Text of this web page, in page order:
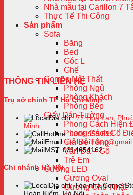
Nhà mẫu tại Carillon 7
Thực Tế Thi Công
Sản phẩm
Sofa
Băng
Bed
Góc L
Ghế
Combo Nội Thất
Phòng Ngủ
Phòng Khách
Phòng Bếp
Giấy Dán Tường
Phong Cách Hiện
Phong Cách Cổ
Giả Bê Tông
Vân Đá – Gỗ
Trẻ Em
Gương LED
Gương Oval
Gương Chữ Nhật
THÔNG TIN LIÊN HỆ
Trụ sở chính TP Hồ Chí Minh
Địa chỉ:77 Hoa Lan,
Minh
Hotline:0906 955 699
Email:
MST: 0314654162
Chi nhánh Hà Nội
Địa chỉ: Tòa nhà
Hoàn Kiếm, Hà Nội